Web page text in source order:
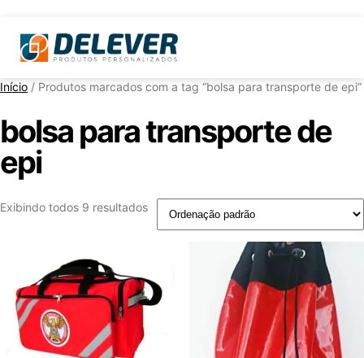
Início / Produtos marcados com a tag “bolsa para transporte de epi”
bolsa para transporte de
epi
Exibindo todos 9 resultados